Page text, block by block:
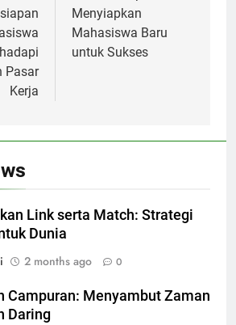
Pasar
Kerja
Menyiapkan
Mahasiswa Baru
untuk Sukses
Link serta Match: Strategi
Dunia
2 months ago 0
Campuran: Menyambut Zaman
Daring